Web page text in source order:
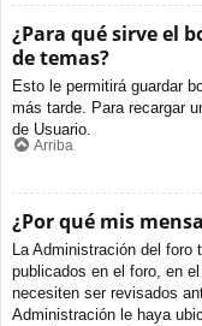
¿Para qué sirve el
de temas?
Esto le permitirá guardar
más tarde. Para recargar
de Usuario.
Arriba
¿Por qué mis
La Administración del foro
publicados en el foro, en
necesiten ser revisados
Administración le haya